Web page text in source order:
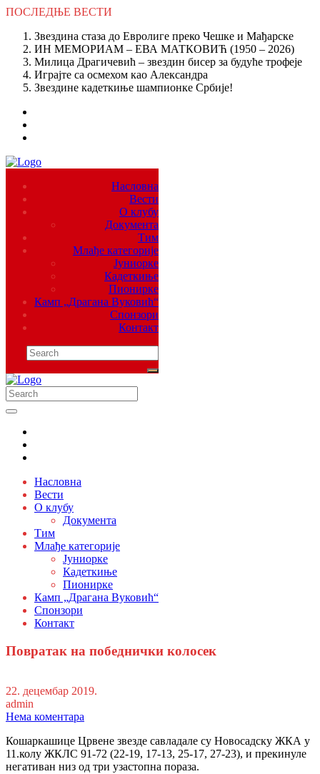
ПОСЛЕДЊЕ ВЕСТИ
Звездина стаза до Евролиге преко Чешке и Мађарске
ИН МЕМОРИАМ – ЕВА МАТКОВИЋ (1950 – 2026)
Милица Драгичевић – звездин бисер за будуће трофеје
Играјте са осмехом као Александра
Звездине кадеткиње шампионке Србије!
Насловна
Вести
О клубу
Документа
Тим
Млађе категорије
Јуниорке
Кадеткиње
Пионирке
Камп „Драгана Вуковић“
Спонзори
Контакт
Насловна
Вести
О клубу
Документа
Тим
Млађе категорије
Јуниорке
Кадеткиње
Пионирке
Камп „Драгана Вуковић“
Спонзори
Контакт
Повратак на победнички колосек
22. децембар 2019.
admin
Нема коментара
Кошаркашице Црвене звезде савладале су Новосадску ЖКА у
11.колу ЖКЛС 91-72 (22-19, 17-13, 25-17, 27-23), и прекинуле
негативан низ од три узастопна пораза.